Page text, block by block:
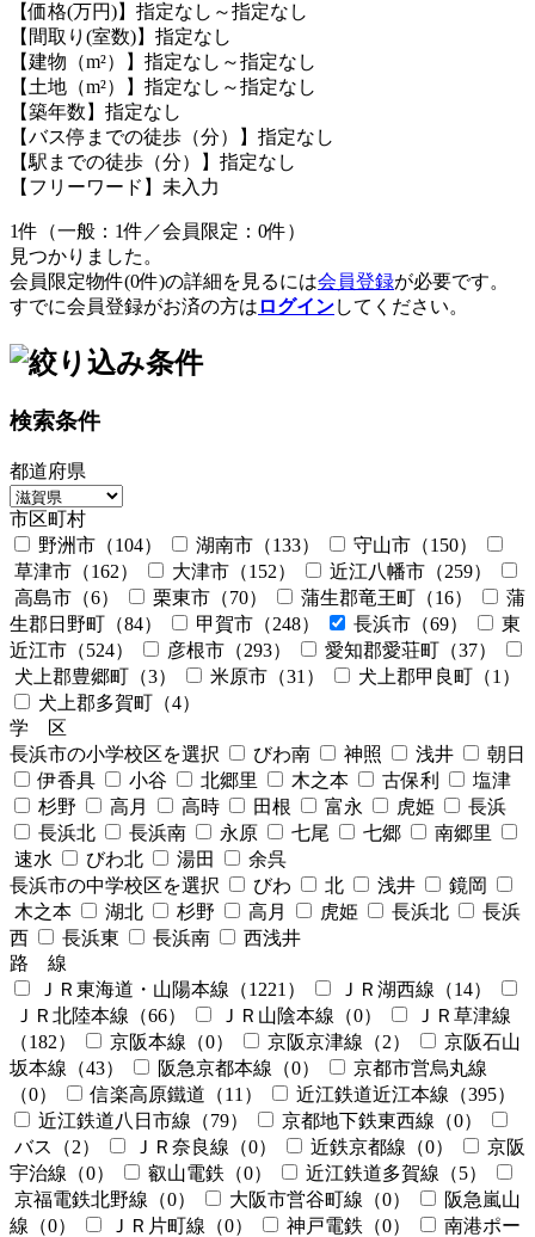
【価格(万円)】指定なし～指定なし
【間取り(室数)】指定なし
【建物（m²）】指定なし～指定なし
【土地（m²）】指定なし～指定なし
【築年数】指定なし
【バス停までの徒歩（分）】指定なし
【駅までの徒歩（分）】指定なし
【フリーワード】未入力
1件（一般：1件／会員限定：0件）
見つかりました。
会員限定物件(0件)の詳細を見るには会員登録が必要です。
すでに会員登録がお済の方は ログインしてください。
検索条件
都道府県
市区町村
野洲市 （104） 湖南市 （133） 守山市 （150）
草津市 （162） 大津市 （152） 近江八幡市 （259）
高島市 （6） 栗東市 （70） 蒲生郡竜王町 （16）
蒲
生郡日野町 （84） 甲賀市 （248） 長浜市 （69）
東
近江市 （524） 彦根市 （293） 愛知郡愛荘町 （37）
犬上郡豊郷町 （3） 米原市 （31） 犬上郡甲良町 （1）
犬上郡多賀町 （4）
学 区
長浜市の小学校区を選択
びわ南 神照 浅井
朝日
伊香具
小谷 北郷里 木之本 古保利
塩津
杉野
高月 高時 田根 富永 虎姫
長浜
長浜北
長浜南 永原 七尾 七郷
南郷里
速水
びわ北 湯田
余呉
長浜市の中学校区を選択
びわ 北 浅井
鏡岡
木之本
湖北 杉野 高月 虎姫 長浜北
長浜
西
長浜東 長浜南
西浅井
路 線
ＪＲ東海道・山陽本線 （1221） ＪＲ湖西線 （14）
ＪＲ北陸本線 （66） ＪＲ山陰本線 （0）
ＪＲ草津線
（182）
京阪本線 （0） 京阪京津線 （2）
京阪石山
坂本線 （43） 阪急京都本線 （0）
京都市営烏丸線
（0）
信楽高原鐵道 （11） 近江鉄道近江本線 （395）
近江鉄道八日市線 （79） 京都地下鉄東西線 （0）
バス
（2） ＪＲ奈良線 （0） 近鉄京都線 （0）
京阪
宇治線 （0） 叡山電鉄 （0） 近江鉄道多賀線 （5）
京福電鉄北野線 （0） 大阪市営谷町線 （0）
阪急嵐山
線 （0） ＪＲ片町線 （0） 神戸電鉄 （0）
南港ポー